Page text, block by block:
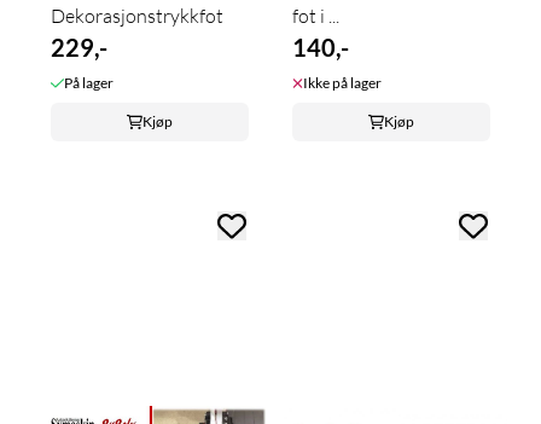
Dekorasjonstrykkfot
229,-
På lager
Kjøp
fot i ...
140,-
Ikke på lager
Kjøp